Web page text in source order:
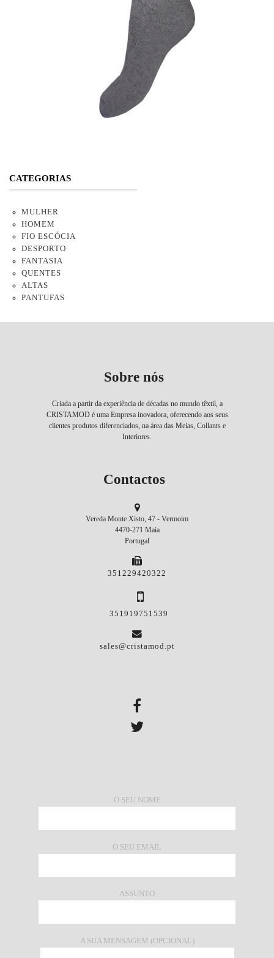
CATEGORIAS
MULHER
HOMEM
FIO ESCÓCIA
DESPORTO
FANTASIA
QUENTES
ALTAS
PANTUFAS
Sobre nós
Criada a partir da experiência de décadas no mundo têxtil, a
CRISTAMOD é uma Empresa inovadora, oferecendo aos seus
clientes produtos diferenciados, na área das Meias, Collants e
Interiores.
Contactos
Vereda Monte Xisto, 47 - Vermoim
4470-271 Maia
Portugal
351229420322
351919751539
sales@cristamod.pt
O SEU NOME
O SEU EMAIL
ASSUNTO
A SUA MENSAGEM (OPCIONAL)